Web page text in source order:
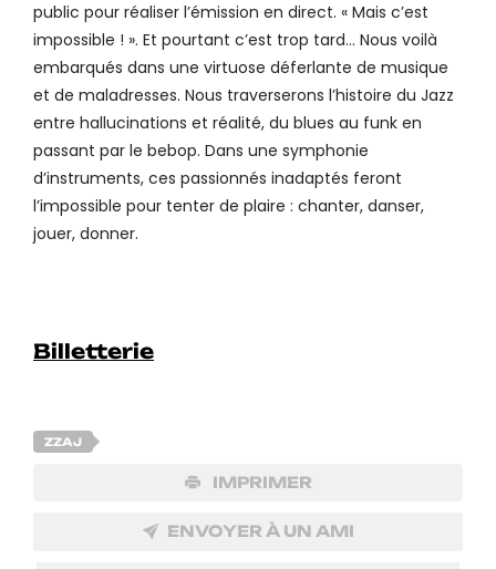
public pour réaliser l’émission en direct. « Mais c’est
impossible ! ». Et pourtant c’est trop tard… Nous voilà
embarqués dans une virtuose déferlante de musique
et de maladresses. Nous traverserons l’histoire du Jazz
entre hallucinations et réalité, du blues au funk en
passant par le bebop. Dans une symphonie
d’instruments, ces passionnés inadaptés feront
l’impossible pour tenter de plaire : chanter, danser,
jouer, donner.
Billetterie
ZZAJ
IMPRIMER
ENVOYER À UN AMI